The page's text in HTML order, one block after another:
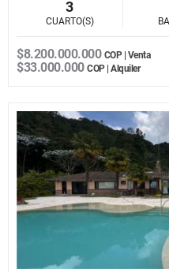
3
CUARTO(S)
$8.200.000.000 COP | Venta
$33.000.000 COP | Alquiler